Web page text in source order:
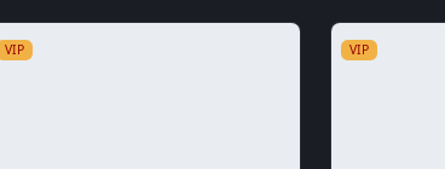
VIP VIP